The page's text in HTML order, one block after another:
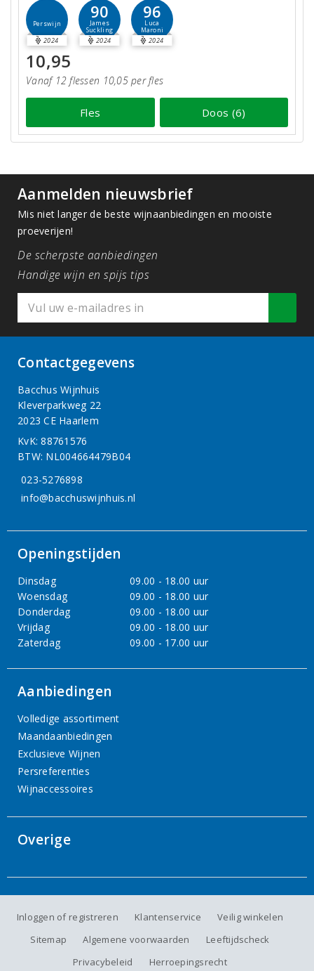
Perswijn
2024
90
James
Suckling
2024
96
Luca
Maroni
2024
10,95
Vanaf 12 flessen 10,05 per fles
Fles Doos (6)
Aanmelden nieuwsbrief
Mis niet langer de beste wijnaanbiedingen en mooiste
proeverijen!
De scherpste aanbiedingen
Handige wijn en spijs tips
Contactgegevens
Bacchus Wijnhuis
Kleverparkweg 22
2023 CE Haarlem
KvK: 88761576
BTW: NL004664479B04
023-5276898
info@bacchuswijnhuis.nl
Openingstijden
Dinsdag
09.00 - 18.00 uur
Woensdag
09.00 - 18.00 uur
Donderdag
09.00 - 18.00 uur
Vrijdag
09.00 - 18.00 uur
Zaterdag
09.00 - 17.00 uur
Aanbiedingen
Volledige assortiment
Maandaanbiedingen
Exclusieve Wijnen
Persreferenties
Wijnaccessoires
Overige
Inloggen of registreren Klantenservice
Veilig winkelen
Sitemap
Algemene voorwaarden
Leeftijdscheck
Privacybeleid
Herroepingsrecht